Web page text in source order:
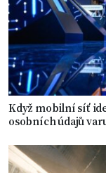
Když mobilní síť
osobních údajů